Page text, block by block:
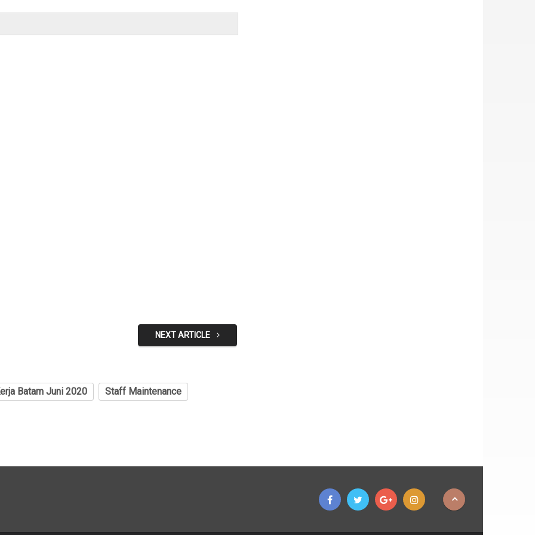
NEXT ARTICLE
Batam Juni 2020 Staff Maintenance